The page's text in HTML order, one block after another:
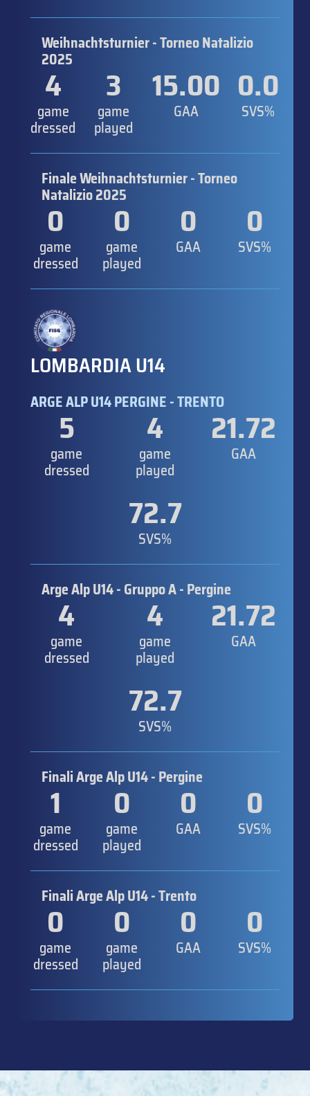
Weihnachtsturnier - Torneo Natalizio
2025
4
game
dressed
3
game
played
15.00
GAA
0.0
SVS%
Finale Weihnachtsturnier - Torneo
Natalizio 2025
0
game
dressed
0
game
played
0
GAA
0
SVS%
LOMBARDIA U14
ARGE ALP U14 PERGINE - TRENTO
5
game
dressed
4
game
played
21.72
GAA
72.7
SVS%
Arge Alp U14 - Gruppo A - Pergine
4
game
dressed
4
game
played
21.72
GAA
72.7
SVS%
Finali Arge Alp U14 - Pergine
1
game
dressed
0
game
played
0
GAA
0
SVS%
Finali Arge Alp U14 - Trento
0
game
dressed
0
game
played
0
GAA
0
SVS%